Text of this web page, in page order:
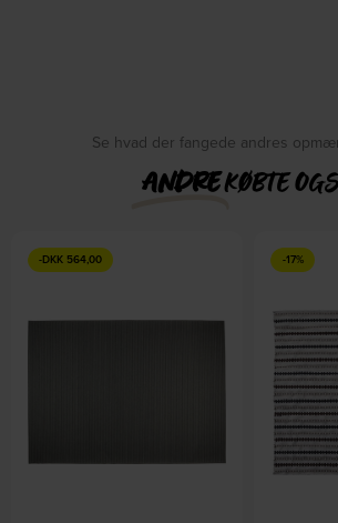
Se hvad der fangede andres
ANDREKØBTE
-DKK 564,00 -17%